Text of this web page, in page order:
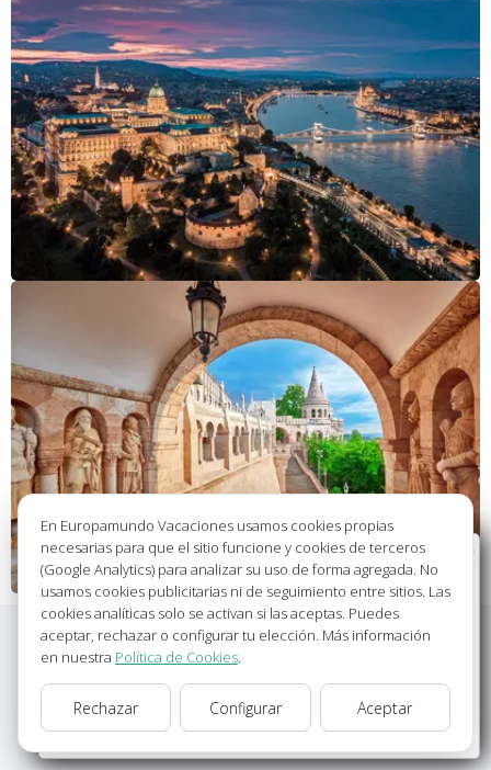
Bienvenido a Europamundo Vacaciones, está usted
en el sitio internacional de:
Wellcome to Europamundo Vacations, your in the
international site of:
España
cambiar/change
En Europamundo Vacaciones usamos cookies propias
necesarias para que el sitio funcione y cookies de terceros
(Google Analytics) para analizar su uso de forma agregada. No
usamos cookies publicitarias ni de seguimiento entre sitios. Las
cookies analíticas solo se activan si las aceptas. Puedes
aceptar, rechazar o configurar tu elección. Más información
en nuestra Política de Cookies.
Rechazar Configurar Aceptar